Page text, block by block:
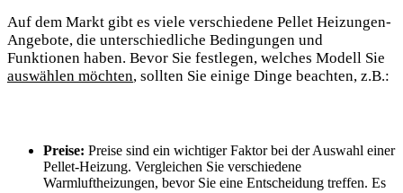
Auf dem Markt gibt es viele verschiedene Pellet Heizungen-
Angebote, die unterschiedliche Bedingungen und
Funktionen haben. Bevor Sie festlegen, welches Modell Sie
auswählen möchten, sollten Sie einige Dinge beachten, z.B.:
Preise: Preise sind ein wichtiger Faktor bei der Auswahl einer
Pellet-Heizung. Vergleichen Sie verschiedene
Warmluftheizungen, bevor Sie eine Entscheidung treffen. Es